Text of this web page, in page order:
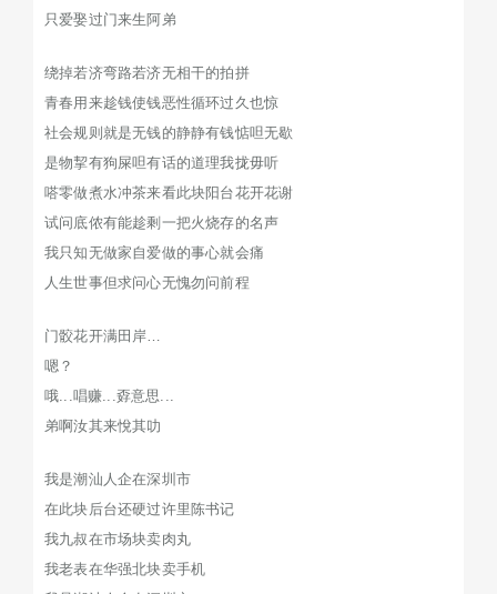
只爱娶过门来生阿弟
绕掉若济弯路若济无相干的拍拼
青春用来趁钱使钱恶性循环过久也惊
社会规则就是无钱的静静有钱惦呾无歇
是物挈有狗屎呾有话的道理我拢毋听
嗒零做煮水冲茶来看此块阳台花开花谢
试问底侬有能趁剩一把火烧存的名声
我只知无做家自爱做的事心就会痛
人生世事但求问心无愧勿问前程
门骹花开满田岸…
嗯？
哦...唱赚...孬意思...
弟啊汝其来悅其叻
我是潮汕人企在深圳市
在此块后台还硬过许里陈书记
我九叔在市场块卖肉丸
我老表在华强北块卖手机